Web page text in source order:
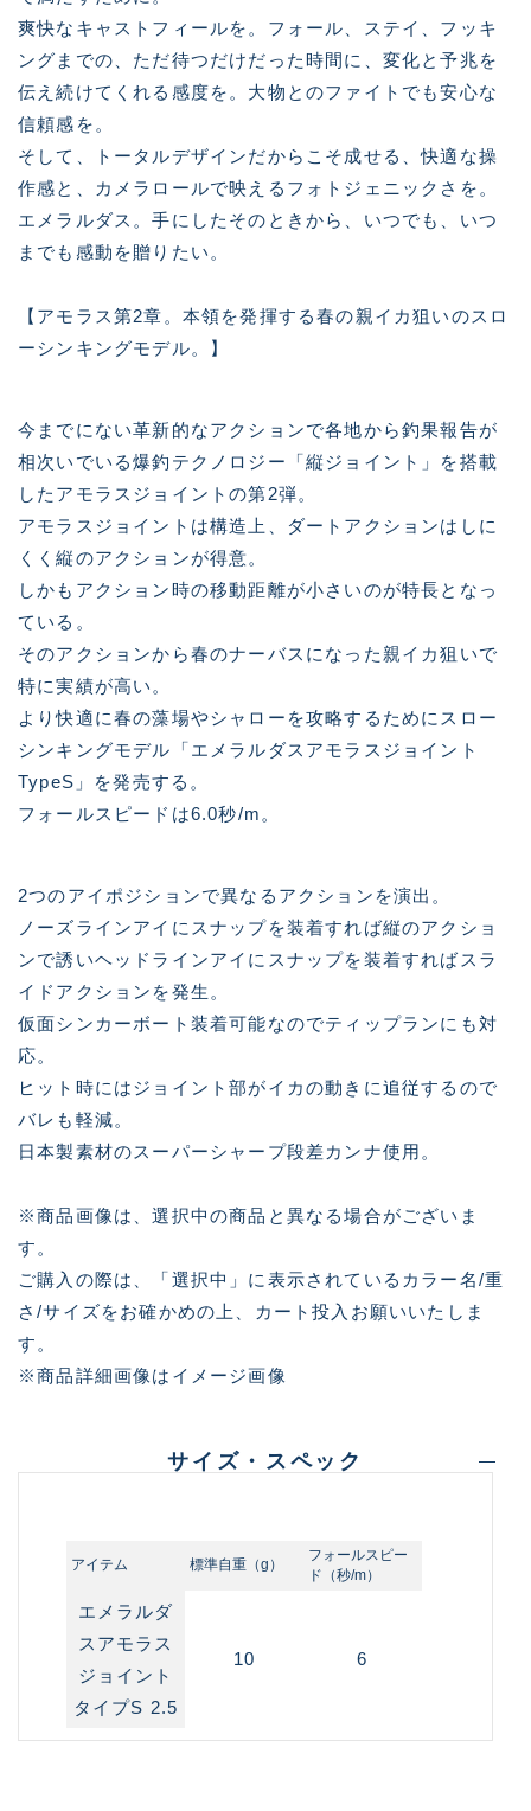
爽快なキャストフィールを。フォール、ステイ、フッキ
ングまでの、ただ待つだけだった時間に、変化と予兆を
伝え続けてくれる感度を。大物とのファイトでも安心な
信頼感を。
そして、トータルデザインだからこそ成せる、快適な操
作感と、カメラロールで映えるフォトジェニックさを。
エメラルダス。手にしたそのときから、いつでも、いつ
までも感動を贈りたい。
【アモラス第2章。本領を発揮する春の親イカ狙いのスロ
ーシンキングモデル。】
今までにない革新的なアクションで各地から釣果報告が
相次いでいる爆釣テクノロジー「縦ジョイント」を搭載
したアモラスジョイントの第2弾。
アモラスジョイントは構造上、ダートアクションはしに
くく縦のアクションが得意。
しかもアクション時の移動距離が小さいのが特長となっ
ている。
そのアクションから春のナーバスになった親イカ狙いで
特に実績が高い。
より快適に春の藻場やシャローを攻略するためにスロー
シンキングモデル「エメラルダスアモラスジョイント
TypeS」を発売する。
フォールスピードは6.0秒/m。
2つのアイポジションで異なるアクションを演出。
ノーズラインアイにスナップを装着すれば縦のアクショ
ンで誘いヘッドラインアイにスナップを装着すればスラ
イドアクションを発生。
仮面シンカーボート装着可能なのでティップランにも対
応。
ヒット時にはジョイント部がイカの動きに追従するので
バレも軽減。
日本製素材のスーパーシャープ段差カンナ使用。
※商品画像は、選択中の商品と異なる場合がございま
す。
ご購入の際は、「選択中」に表示されているカラー名/重
さ/サイズをお確かめの上、カート投入お願いいたしま
す。
※商品詳細画像はイメージ画像
サイズ・スペック
アイテム 標準自重（g）
フォールスピー
ド（秒/m）
エメラルダ
スアモラス
ジョイント
タイプS 2.5
10 6